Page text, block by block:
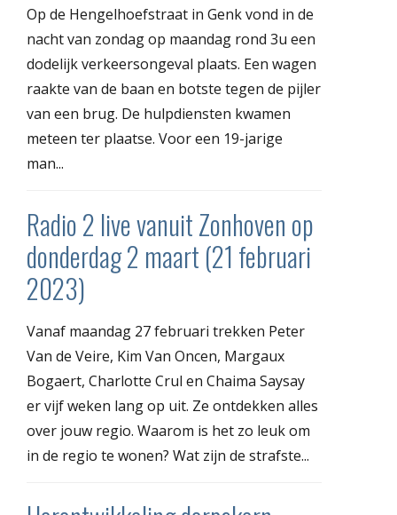
Op de Hengelhoefstraat in Genk vond in de
nacht van zondag op maandag rond 3u een
dodelijk verkeersongeval plaats. Een wagen
raakte van de baan en botste tegen de pijler
van een brug. De hulpdiensten kwamen
meteen ter plaatse. Voor een 19-jarige
man...
Radio 2 live vanuit Zonhoven op
donderdag 2 maart (21 februari
2023)
Vanaf maandag 27 februari trekken Peter
Van de Veire, Kim Van Oncen, Margaux
Bogaert, Charlotte Crul en Chaima Saysay
er vijf weken lang op uit. Ze ontdekken alles
over jouw regio. Waarom is het zo leuk om
in de regio te wonen? Wat zijn de strafste...